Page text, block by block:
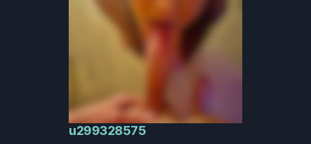
u299328575